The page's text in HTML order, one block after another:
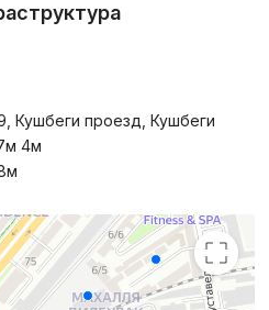
Кушбеги проезд, Кушбеги
4м